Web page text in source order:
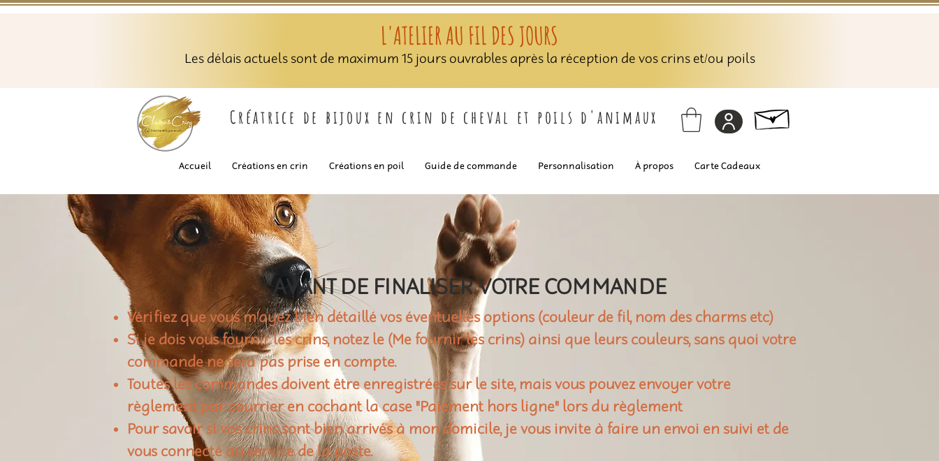
L'ATELIER AU FIL DES JOURS
Les délais actuels sont de maximum 15 jours ouvrables après la réception de vos crins et/ou poils
Créatrice de bijoux en crin de cheval et poils d'animaux
Accueil Créations en crin Créations en poil Guide de commande Personnalisation À propos Carte Cadeaux
AVANT DE FINALISER VOTRE COMMANDE
Vérifiez que vous m'ayez bien détaillé vos éventuelles options (couleur de fil, nom des charms etc)
Si je dois vous fournir les crins, notez le (Me fournir les crins) ainsi que leurs couleurs, sans quoi votre
commande ne sera pas prise en compte.
Toutes les commandes doivent être enregistrées sur le site, mais vous pouvez envoyer votre
règlement par courrier en cochant la case "Paiement hors ligne" lors du règlement
Pour savoir si vos crins sont bien arrivés à mon domicile, je vous invite à faire un envoi en suivi et de
vous connecté au service de la poste.